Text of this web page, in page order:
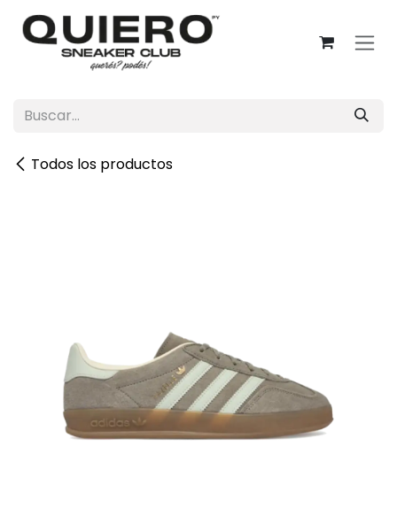
Ir al contenido
Todos los productos